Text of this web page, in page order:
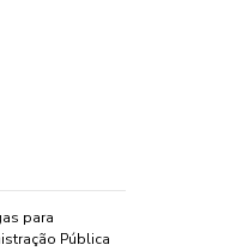
para
Pública